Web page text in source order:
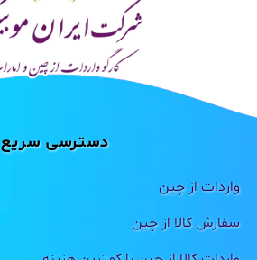
دسترسی سریع
واردات از چین
سفارش کالا از چین